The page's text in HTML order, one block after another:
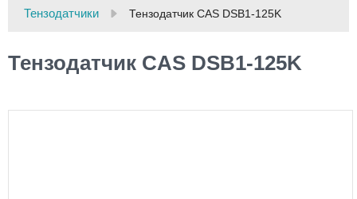
Тензодатчики
Тензодатчик CAS DSB1-125K
Тензодатчик CAS DSB1-125K